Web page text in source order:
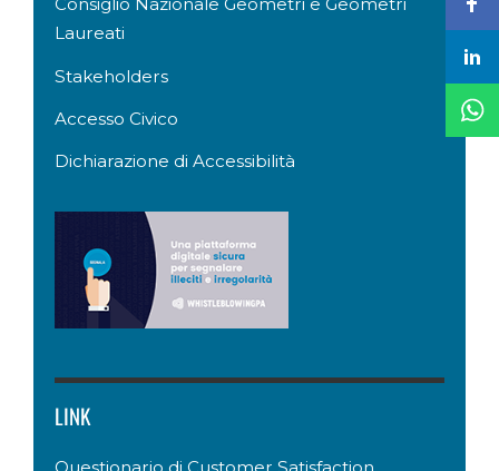
Consiglio Nazionale Geometri e Geometri
Laureati
Stakeholders
Accesso Civico
Dichiarazione di Accessibilità
LINK